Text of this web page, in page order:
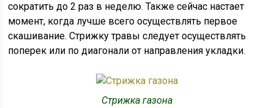
сократить до 2 раз в неделю. Также сейчас настает
момент, когда лучше всего осуществлять первое
скашивание. Стрижку травы следует осуществлять
поперек или по диагонали от направления укладки.
Стрижка газона